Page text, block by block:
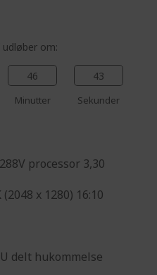
udløber om:
46
Minutter
42
Sekunder
processor 3,30
x 1280) 16:10
delt hukommelse